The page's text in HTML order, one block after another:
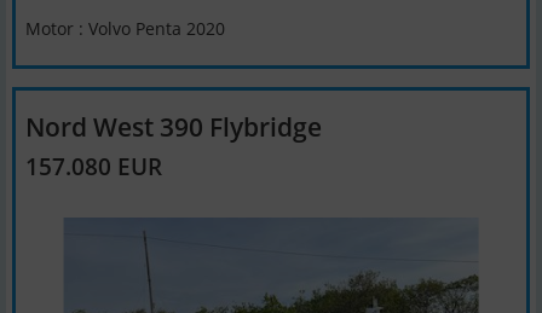
Motor : Volvo Penta 2020
Nord West 390 Flybridge
157.080 EUR